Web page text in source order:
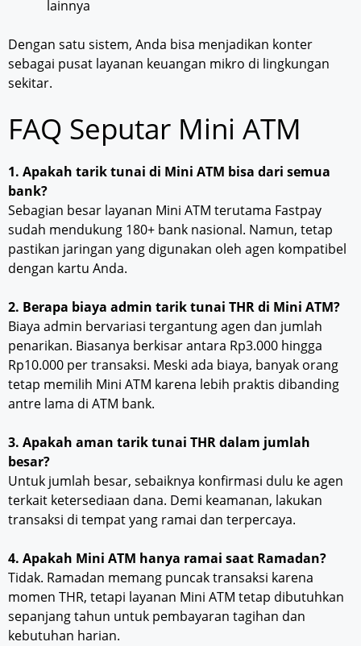
lainnya
Dengan satu sistem, Anda bisa menjadikan konter
sebagai pusat layanan keuangan mikro di lingkungan
sekitar.
FAQ Seputar Mini ATM
1. Apakah tarik tunai di Mini ATM bisa dari semua
bank?
Sebagian besar layanan Mini ATM terutama Fastpay
sudah mendukung 180+ bank nasional. Namun, tetap
pastikan jaringan yang digunakan oleh agen kompatibel
dengan kartu Anda.
2. Berapa biaya admin tarik tunai THR di Mini ATM?
Biaya admin bervariasi tergantung agen dan jumlah
penarikan. Biasanya berkisar antara Rp3.000 hingga
Rp10.000 per transaksi. Meski ada biaya, banyak orang
tetap memilih Mini ATM karena lebih praktis dibanding
antre lama di ATM bank.
3. Apakah aman tarik tunai THR dalam jumlah
besar?
Untuk jumlah besar, sebaiknya konfirmasi dulu ke agen
terkait ketersediaan dana. Demi keamanan, lakukan
transaksi di tempat yang ramai dan terpercaya.
4. Apakah Mini ATM hanya ramai saat Ramadan?
Tidak. Ramadan memang puncak transaksi karena
momen THR, tetapi layanan Mini ATM tetap dibutuhkan
sepanjang tahun untuk pembayaran tagihan dan
kebutuhan harian.